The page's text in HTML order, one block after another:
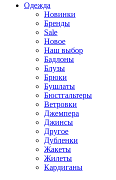
Одежда
Новинки
Бренды
Sale
Новое
Наш выбор
Бадлоны
Блузы
Брюки
Бушлаты
Бюстгальтеры
Ветровки
Джемпера
Джинсы
Другое
Дубленки
Жакеты
Жилеты
Кардиганы